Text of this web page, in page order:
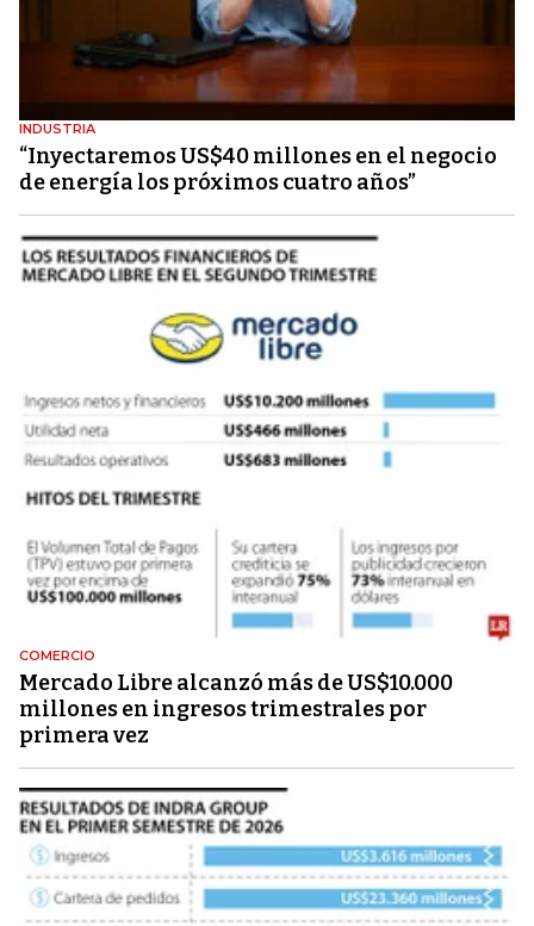
INDUSTRIA
“Inyectaremos US$40 millones en el negocio
de energía los próximos cuatro años”
COMERCIO
Mercado Libre alcanzó más de US$10.000
millones en ingresos trimestrales por
primera vez